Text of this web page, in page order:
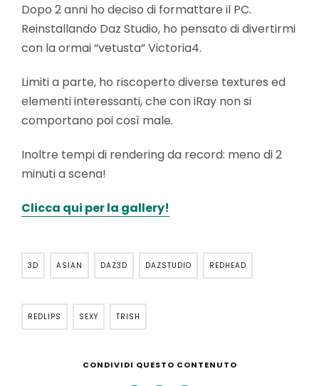
Dopo 2 anni ho deciso di formattare il PC.
Reinstallando Daz Studio, ho pensato di divertirmi
con la ormai “vetusta” Victoria4.
Limiti a parte, ho riscoperto diverse textures ed
elementi interessanti, che con iRay non si
comportano poi così male.
Inoltre tempi di rendering da record: meno di 2
minuti a scena!
Clicca qui per la gallery!
3D ASIAN DAZ3D DAZSTUDIO REDHEAD
REDLIPS SEXY TRISH
CONDIVIDI QUESTO CONTENUTO